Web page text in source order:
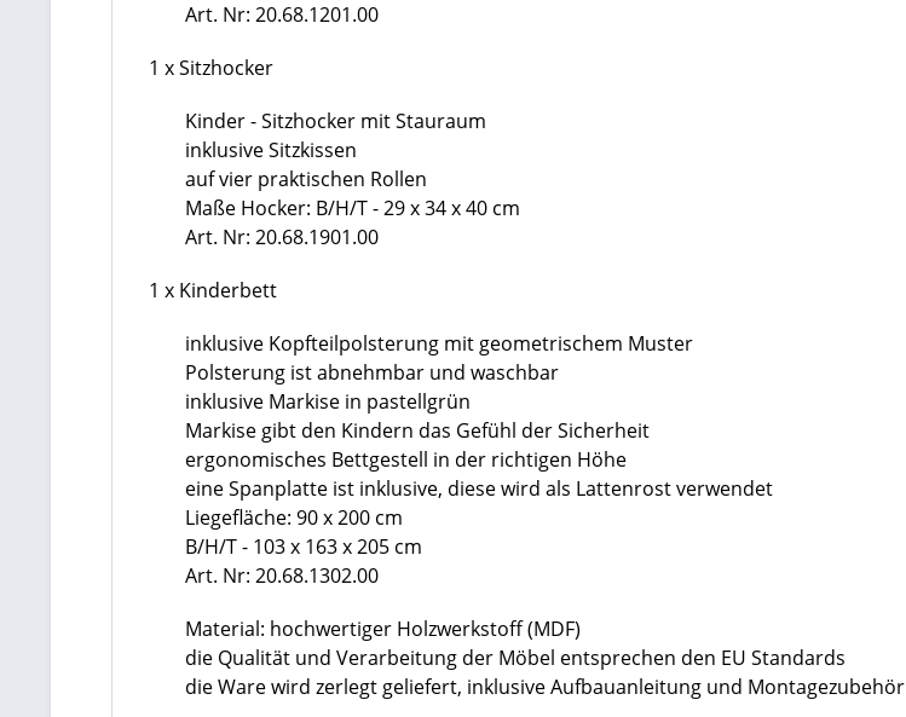
Art. Nr: 20.68.1201.00
1 x Sitzhocker
Kinder - Sitzhocker mit Stauraum
inklusive Sitzkissen
auf vier praktischen Rollen
Maße Hocker: B/H/T - 29 x 34 x 40 cm
Art. Nr: 20.68.1901.00
1 x Kinderbett
inklusive Kopfteilpolsterung mit geometrischem Muster
Polsterung ist abnehmbar und waschbar
inklusive Markise in pastellgrün
Markise gibt den Kindern das Gefühl der Sicherheit
ergonomisches Bettgestell in der richtigen Höhe
eine Spanplatte ist inklusive, diese wird als Lattenrost verwendet
Liegefläche: 90 x 200 cm
B/H/T - 103 x 163 x 205 cm
Art. Nr: 20.68.1302.00
Material: hochwertiger Holzwerkstoff (MDF)
die Qualität und Verarbeitung der Möbel entsprechen den EU Standards
die Ware wird zerlegt geliefert, inklusive Aufbauanleitung und Montagezubehör